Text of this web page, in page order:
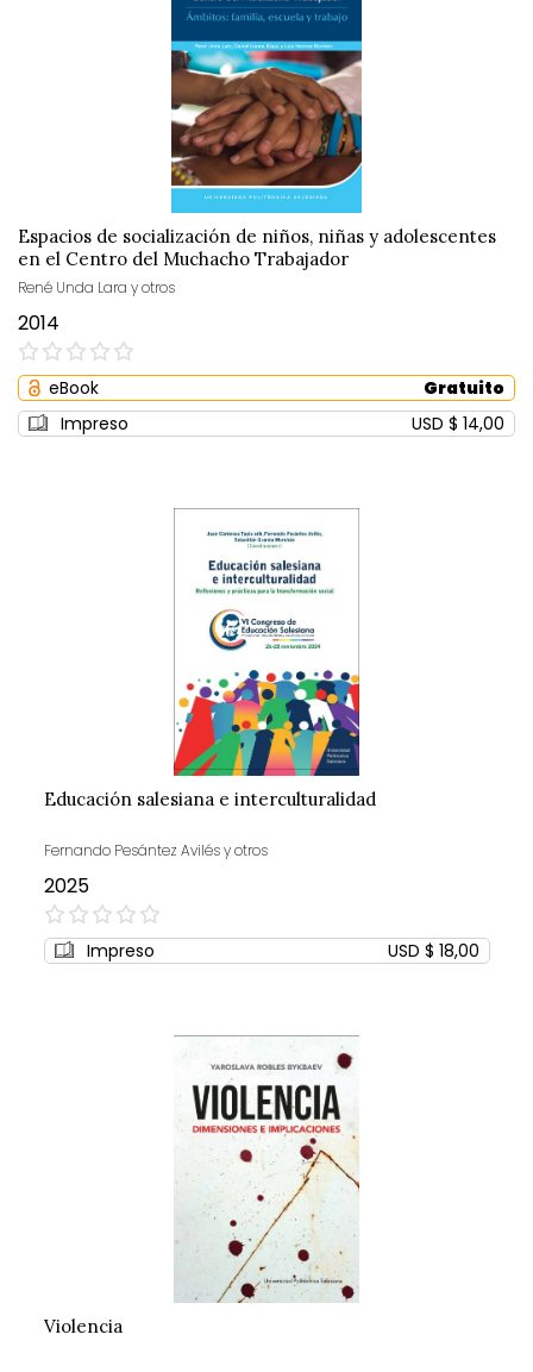
Espacios de socialización de niños, niñas y adolescentes
en el Centro del Muchacho Trabajador
René Unda Lara y otros
2014
0%
eBook
Gratuito
Impreso
USD $ 14,00
Educación salesiana e interculturalidad
Fernando Pesántez Avilés y otros
2025
0%
Impreso USD $ 18,00
Violencia